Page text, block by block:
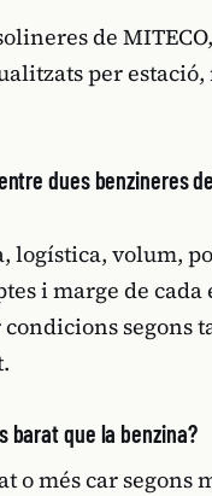
de
per
dues benzineres
logística, volum,
i marge de cada
segons
barat que la benzina?
o més car segons